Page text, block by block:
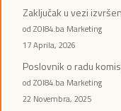
Zaključak u vezi
od ZOI84.ba Marketing
17 Aprila, 2026
Poslovnik o radu
od ZOI84.ba Marketing
22 Novembra, 2025